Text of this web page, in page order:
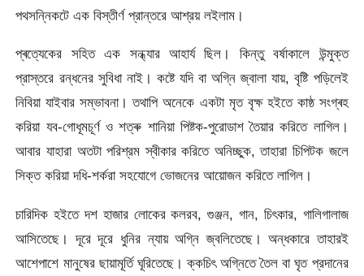
পথসন্নিকটে এক বিস্তীর্ণ প্রান্তরে আশ্রয় লইলাম।
প্ৰত্যেকের সহিত এক সন্ধ্যার আহার্য ছিল। কিন্তু বর্ষাকালে উন্মুক্ত
প্রাস্তরে রন্ধনের সুবিধা নাই। কষ্টে যদি বা অগ্নি জ্বালা যায়, বৃষ্টি পড়িলেই
নিবিয়া যাইবার সম্ভাবনা। তথাপি অনেকে একটা মৃত বৃক্ষ হইতে কাষ্ঠ সংগ্ৰহ
করিয়া যব-গোধূমচূর্ণ ও শত্ৰু শানিয়া পিষ্টক-পুরোডাশ তৈয়ার করিতে লাগিল।
আবার যাহারা অতটা পরিশ্রম স্বীকার করিতে অনিচ্ছুক, তাহারা চিপিটক জলে
সিক্ত করিয়া দধি-শর্করা সহযোগে ভোজনের আয়োজন করিতে লাগিল।
চারিদিক হইতে দশ হাজার লোকের কলরব, গুঞ্জন, গান, চিৎকার, গালিগালাজ
আসিতেছে। দূরে দূরে ধুনির ন্যায় অগ্নি জ্বলিতেছে। অন্ধকারে তাহারই
আশেপাশে মানুষের ছায়ামূর্তি ঘূরিতেছে। ক্কচিৎ অগ্নিতে তৈল বা ঘৃত প্রদানের